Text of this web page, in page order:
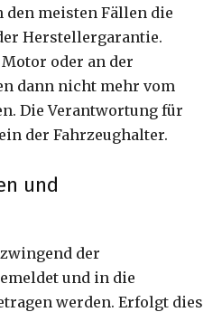
meisten Fällen die
Herstellergarantie.
oder an der
dann nicht mehr vom
Die Verantwortung für
der Fahrzeughalter.
und
der
und in die
werden. Erfolgt dies